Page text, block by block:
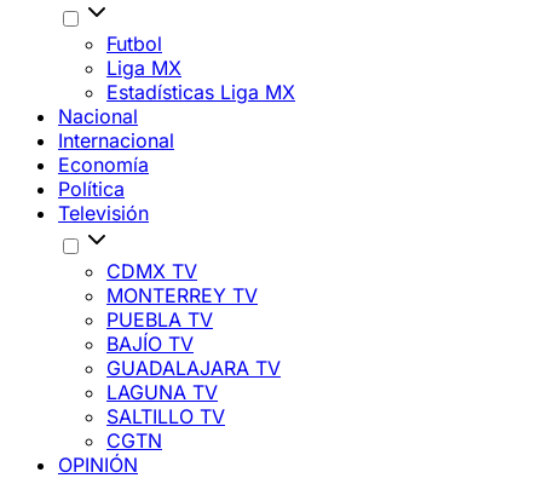
Futbol
Liga MX
Estadísticas Liga MX
Nacional
Internacional
Economía
Política
Televisión
CDMX TV
MONTERREY TV
PUEBLA TV
BAJÍO TV
GUADALAJARA TV
LAGUNA TV
SALTILLO TV
CGTN
OPINIÓN